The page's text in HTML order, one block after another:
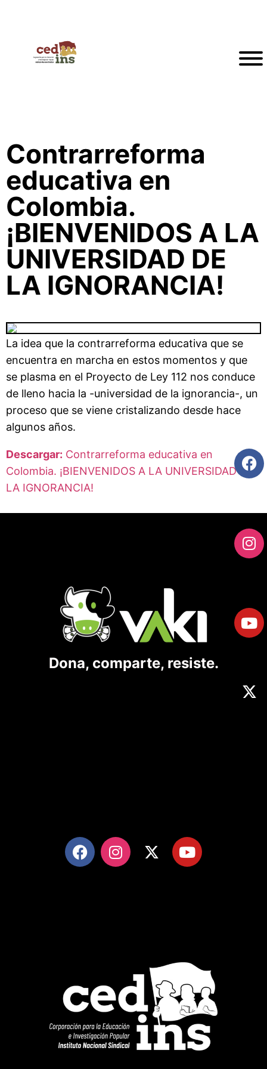
Contrarreforma
educativa en
Colombia.
¡BIENVENIDOS A LA
UNIVERSIDAD DE
LA IGNORANCIA!
La idea que la contrarreforma educativa que se
encuentra en marcha en estos momentos y que
se plasma en el Proyecto de Ley 112 nos conduce
de lleno hacia la -universidad de la ignorancia-, un
proceso que se viene cristalizando desde hace
algunos años.
Descargar: Contrarreforma educativa en
Colombia. ¡BIENVENIDOS A LA UNIVERSIDAD DE
LA IGNORANCIA!
Dona, comparte, resiste.